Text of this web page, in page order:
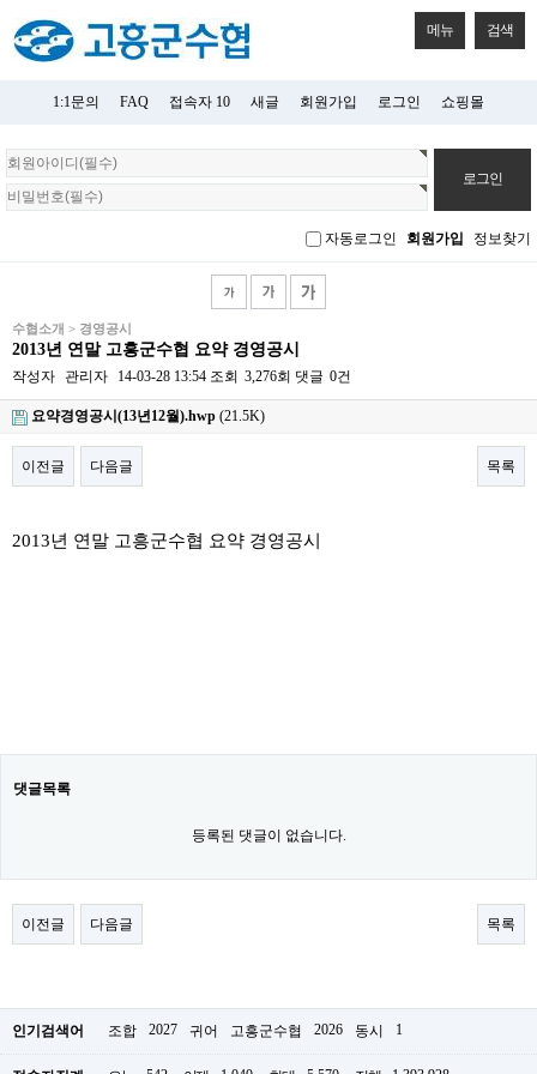
메뉴 검색
1:1문의 FAQ 접속자 10 새글 회원가입 로그인 쇼핑몰
회
원
로
자동로그인 회원가입 정보찾기
수협소개 > 경영공시
2013년 연말 고흥군수협 요약 경영공시
작성자 관리자 14-03-28 13:54 조회 3,276회 댓글 0건
요약경영공시(13년12월).hwp (21.5K)
이전글 다음글 목록
2013년 연말 고흥군수협 요약 경영공시
댓글목록
등록된 댓글이 없습니다.
이전글 다음글 목록
인기검색어 조합 2027 귀어 고흥군수협 2026 동시 1